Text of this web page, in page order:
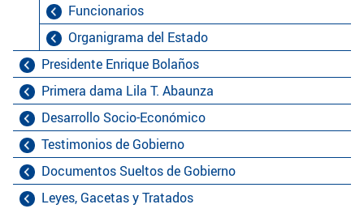
Funcionarios
Organigrama del Estado
Presidente Enrique Bolaños
Primera dama Lila T. Abaunza
Desarrollo Socio-Económico
Testimonios de Gobierno
Documentos Sueltos de Gobierno
Leyes, Gacetas y Tratados